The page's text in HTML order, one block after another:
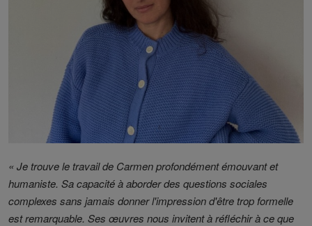
« Je trouve le travail de Carmen profondément émouvant et
humaniste. Sa capacité à aborder des questions sociales
complexes sans jamais donner l'impression d'être trop formelle
est remarquable. Ses œuvres nous invitent à réfléchir à ce que